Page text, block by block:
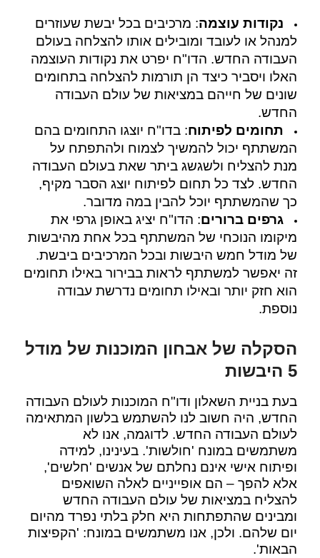
נקודות עוצמה: מרכיבים בכל יבשת שעוזרים
למנהל או לעובד ומובילים אותו להצלחה בעולם
העבודה החדש. הדו"ח יפרט את נקודות העוצמה
האלו ויסביר כיצד הן תורמות להצלחה בתחומים
שונים של חייהם במציאות של עולם העבודה
החדש.
תחומים לפיתוח: בדו"ח יוצגו התחומים בהם
המשתתף יכול להמשיך לצמוח ולהתפתח על
מנת להצליח ולשגשג ביתר שאת בעולם העבודה
החדש. לצד כל תחום לפיתוח יוצג הסבר מקיף,
כך שהמשתתף יוכל להבין במה מדובר.
גרפים ברורים: הדו"ח יציג באופן גרפי את
מיקומו הנוכחי של המשתתף בכל אחת מהיבשות
של מודל חמש היבשות ובכל המרכיבים ביבשת.
זה יאפשר למשתתף לראות בבירור באילו תחומים
הוא חזק יותר ובאילו תחומים נדרשת עבודה
נוספת.
הסקלה של אבחון המוכנות של מודל
5 היבשות
בעת בניית השאלון ודו"ח המוכנות לעולם העבודה
החדש, היה חשוב לנו להשתמש בלשון המתאימה
לעולם העבודה החדש. לדוגמה, אנו לא
משתמשים במונח 'חולשות'. בעינינו, למידה
ופיתוח אישי אינם נחלתם של אנשים 'חלשים',
אלא להפך – הם אופייניים לאלה השואפים
להצליח במציאות של עולם העבודה החדש
ומבינים שהתפתחות היא חלק בלתי נפרד מהיום
יום שלהם. ולכן, אנו משתמשים במונח: 'הקפיצות
הבאות'.